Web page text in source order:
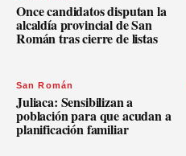
Once candidatos disputan la
alcaldía provincial de San
Román tras cierre de listas
San Román
Juliaca: Sensibilizan a
población para que acudan a
planificación familiar